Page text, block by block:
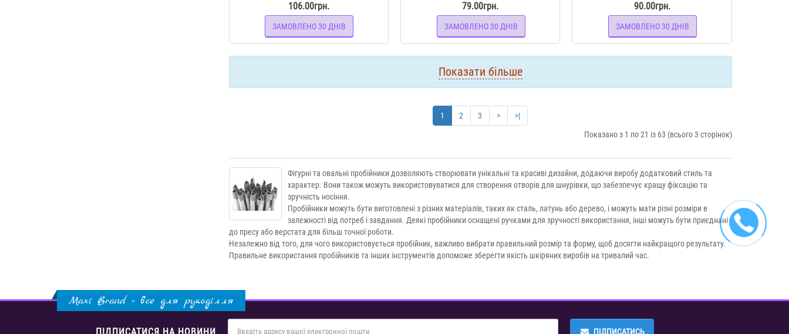
106.00грн.
ЗАМОВЛЕНО 30 ДНІВ
79.00грн.
ЗАМОВЛЕНО 30 ДНІВ
90.00грн.
ЗАМОВЛЕНО 30 ДНІВ
Показати більше
1 2 3 >
>|
Показано з 1 по 21 із 63 (всього 3 сторінок)
Фігурні та овальні пробійники дозволяють створювати унікальні та красиві дизайни, додаючи виробу додатковий стиль та
характер. Вони також можуть використовуватися для створення отворів для шнурівки, що забезпечує кращу фіксацію та
зручність носіння.
Пробійники можуть бути виготовлені з різних матеріалів, таких як сталь, латунь або дерево, і можуть мати різні розміри в
залежності від потреб і завдання. Деякі пробійники оснащені ручками для зручності використання, інші можуть бути приєднані
до пресу або верстата для більш точної роботи.
Незалежно від того, для чого використовується пробійник, важливо вибрати правильний розмір та форму, щоб досягти найкращого результату.
Правильне використання пробійників та інших інструментів допоможе зберегти якість шкіряних виробів на тривалий час.
Maxi Brand - все для рукоділля
ПІДПИСАТИСЬ